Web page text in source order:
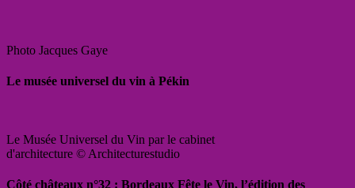
Photo Jacques Gaye
Le musée universel du vin à Pékin
Le Musée Universel du Vin par le cabinet
d'architecture © Architecturestudio
Côté châteaux n°32 : Bordeaux Fête le Vin, l’édition des